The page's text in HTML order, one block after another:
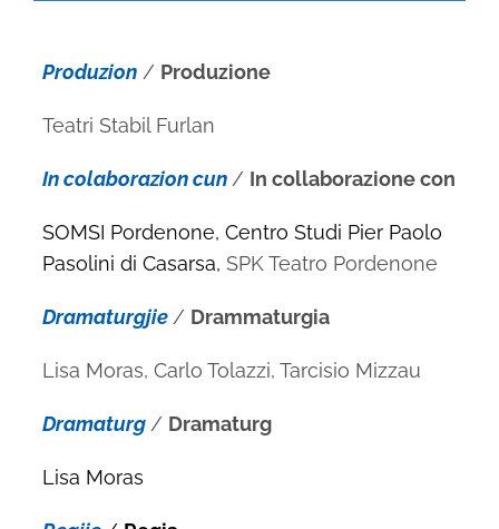
Produzion/ Produzione
Teatri Stabil Furlan
In colaborazion cun / In collaborazione con
SOMSI Pordenone, Centro Studi Pier Paolo
Pasolini di Casarsa, SPK Teatro Pordenone
Dramaturgjie / Drammaturgia
Lisa Moras, Carlo Tolazzi, Tarcisio Mizzau
Dramaturg / Dramaturg
Lisa Moras